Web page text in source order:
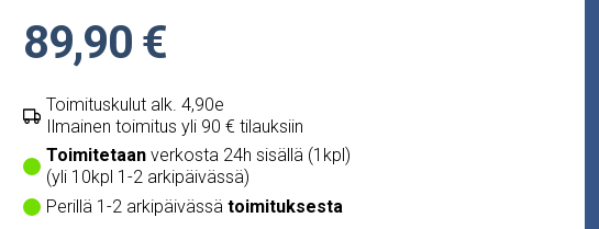
89,90 €
Toimituskulut alk. 4,90e
Ilmainen toimitus yli 90 € tilauksiin
Toimitetaanverkosta 24h sisällä (1kpl)
(yli 10kpl 1-2 arkipäivässä)
Perillä 1-2 arkipäivässä toimituksesta